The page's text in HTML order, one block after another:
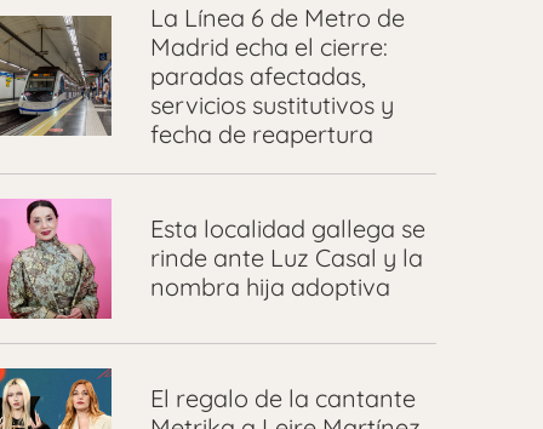
La Línea 6 de Metro de
Madrid echa el cierre:
paradas afectadas,
servicios sustitutivos y
fecha de reapertura
Esta localidad gallega se
rinde ante Luz Casal y la
nombra hija adoptiva
El regalo de la cantante